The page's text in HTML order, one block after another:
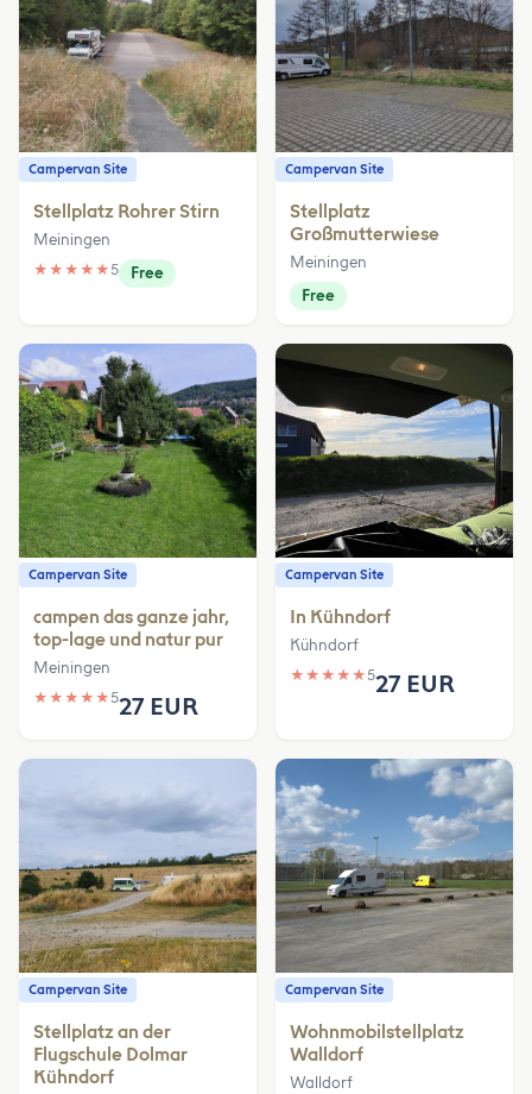
Campervan Site
Stellplatz Rohrer Stirn
Meiningen
★ ★ ★ ★ ★5 Free
Campervan Site
Stellplatz
Großmutterwiese
Meiningen
Free
Campervan Site
campen das ganze jahr,
top-lage und natur pur
Meiningen
★ ★ ★ ★ ★527 EUR
Campervan Site
In Kühndorf
Kühndorf
★ ★ ★ ★ ★527 EUR
Campervan Site
Stellplatz an der
Flugschule Dolmar
Kühndorf
Campervan Site
Wohnmobilstellplatz
Walldorf
Walldorf